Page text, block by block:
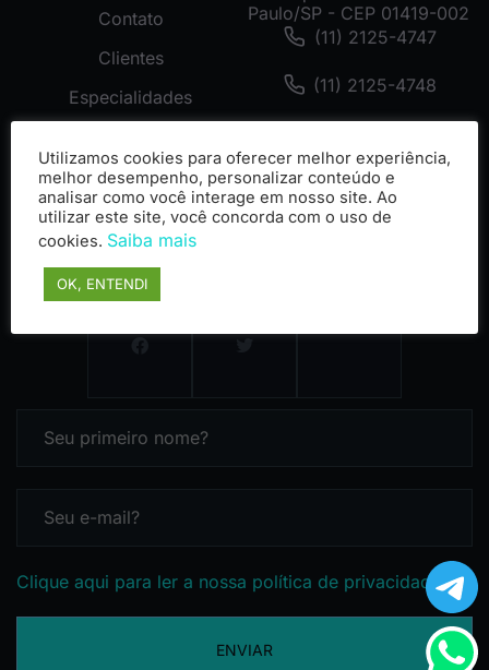
Contato
Clientes
Especialidades
Cases
Paulo/SP - CEP 01419-002
(11) 2125-4747
(11) 2125-4748
Clique aqui para ler a nossa política de privacidade
ENVIAR
Utilizamos cookies para oferecer melhor experiência,
melhor desempenho, personalizar conteúdo e
analisar como você interage em nosso site. Ao
utilizar este site, você concorda com o uso de
cookies. Saiba mais
OK, ENTENDI